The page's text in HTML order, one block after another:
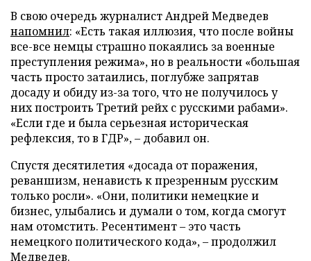
В свою очередь журналист Андрей Медведев
напомнил: «Есть такая иллюзия, что после войны
все-все немцы страшно покаялись за военные
преступления режима», но в реальности «большая
часть просто затаились, поглубже запрятав
досаду и обиду из-за того, что не получилось у
них построить Третий рейх с русскими рабами».
«Если где и была серьезная историческая
рефлексия, то в ГДР», – добавил он.
Спустя десятилетия «досада от поражения,
реваншизм, ненависть к презренным русским
только росли». «Они, политики немецкие и
бизнес, улыбались и думали о том, когда смогут
нам отомстить. Ресентимент – это часть
немецкого политического кода», – продолжил
Медведев.